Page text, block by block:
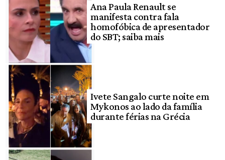
Ana Paula Renault se
manifesta contra fala
homofóbica de apresentador
do SBT; saiba mais
Ivete Sangalo curte noite em
Mykonos ao lado da família
durante férias na Grécia